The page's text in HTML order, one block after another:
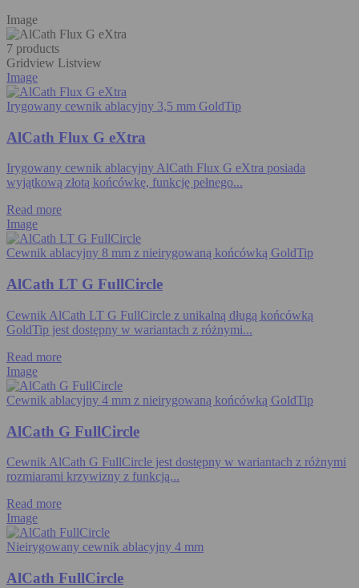
Image
7 products
Gridview Listview
Image
Irygowany cewnik ablacyjny 3,5 mm GoldTip
AlCath Flux G eXtra
Irygowany cewnik ablacyjny AlCath Flux G eXtra posiada
wyjątkową złotą końcówkę, funkcję pełnego...
Read more
Image
Cewnik ablacyjny 8 mm z nieirygowaną końcówką GoldTip
AlCath LT G FullCircle
Cewnik AlCath LT G FullCircle z unikalną długą końcówką
GoldTip jest dostępny w wariantach z różnymi...
Read more
Image
Cewnik ablacyjny 4 mm z nieirygowaną końcówką GoldTip
AlCath G FullCircle
Cewnik AlCath G FullCircle jest dostępny w wariantach z różnymi
rozmiarami krzywizny z funkcją...
Read more
Image
Nieirygowany cewnik ablacyjny 4 mm
AlCath FullCircle